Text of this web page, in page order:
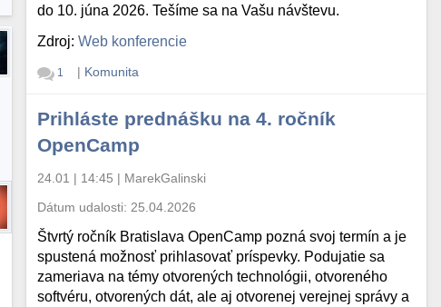
do 10. júna 2026. Tešíme sa na Vašu návštevu.
Zdroj:Web konferencie
1 | Komunita
Prihláste prednášku na 4. ročník
OpenCamp
24.01 | 14:45 | MarekGalinski
Dátum udalosti: 25.04.2026
Štvrtý ročník Bratislava OpenCamp pozná svoj termín a je
spustená možnosť prihlasovať príspevky. Podujatie sa
zameriava na témy otvorených technológii, otvoreného
softvéru, otvorených dát, ale aj otvorenej verejnej správy a